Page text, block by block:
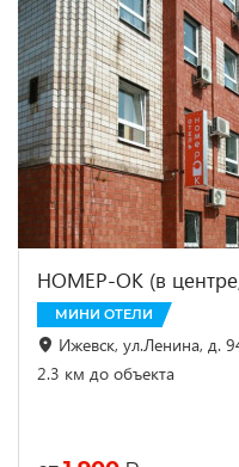
НОМЕР-ОК (в
МИНИ ОТЕЛИ
Ижевск, ул.Ленина, д.
2.3 км до объекта